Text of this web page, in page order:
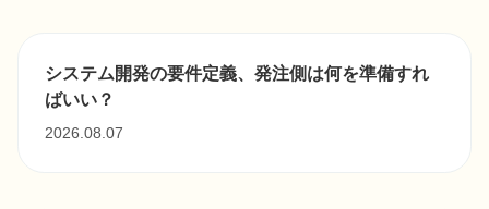
システム開発の要件定義、発注側は何を準備すれ
ばいい？
2026.08.07